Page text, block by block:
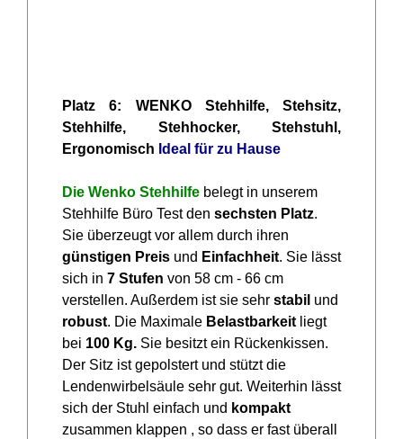
Platz 6: WENKO Stehhilfe, Stehsitz,
Stehhilfe, Stehhocker, Stehstuhl,
Ergonomisch Ideal für zu Hause
Die Wenko Stehhilfebelegt in unserem
Stehhilfe Büro Test den sechsten Platz.
Sie überzeugt vor allem durch ihren
günstigen Preisund Einfachheit. Sie lässt
sich in 7 Stufen von 58 cm - 66 cm
verstellen. Außerdem ist sie sehr stabil und
robust. Die Maximale Belastbarkeitliegt
bei 100 Kg.Sie besitzt ein Rückenkissen.
Der Sitz ist gepolstert und stützt die
Lendenwirbelsäule sehr gut. Weiterhin lässt
sich der Stuhl einfach und kompakt
zusammen klappen , so dass er fast überall